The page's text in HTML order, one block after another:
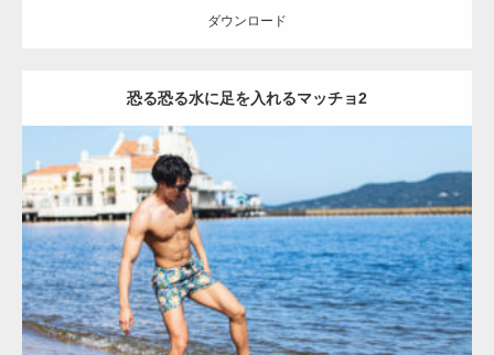
ダウンロード
恐る恐る水に足を入れるマッチョ2
Update:2021.07.8
Category:海のマッチョ オレンジの人 AKIHITO(細マッチョ) 大胸筋
脚
ダウンロード
【TV】TBS番組「ひるおび」にてマッスルプ
ラスが紹介されま…
TOKYO FMラジオ番組「ONE MORNING」
で紹介さ…